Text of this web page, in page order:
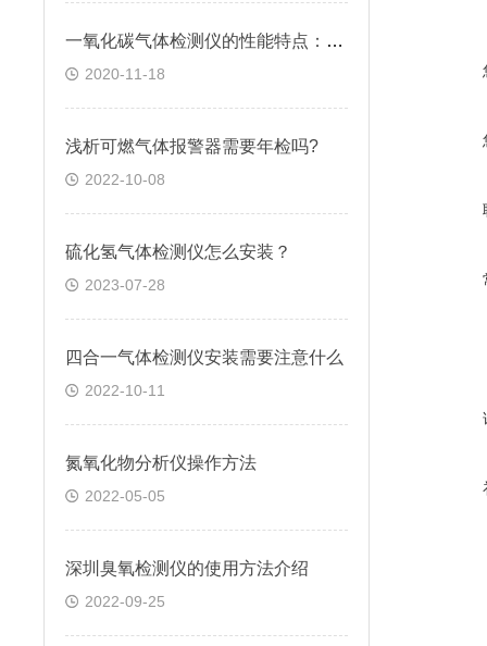
一氧化碳气体检测仪的性能特点：逸云天分享
2020-11-18
浅析可燃气体报警器需要年检吗?
2022-10-08
硫化氢气体检测仪怎么安装？
2023-07-28
四合一气体检测仪安装需要注意什么
2022-10-11
氮氧化物分析仪操作方法
2022-05-05
深圳臭氧检测仪的使用方法介绍
2022-09-25